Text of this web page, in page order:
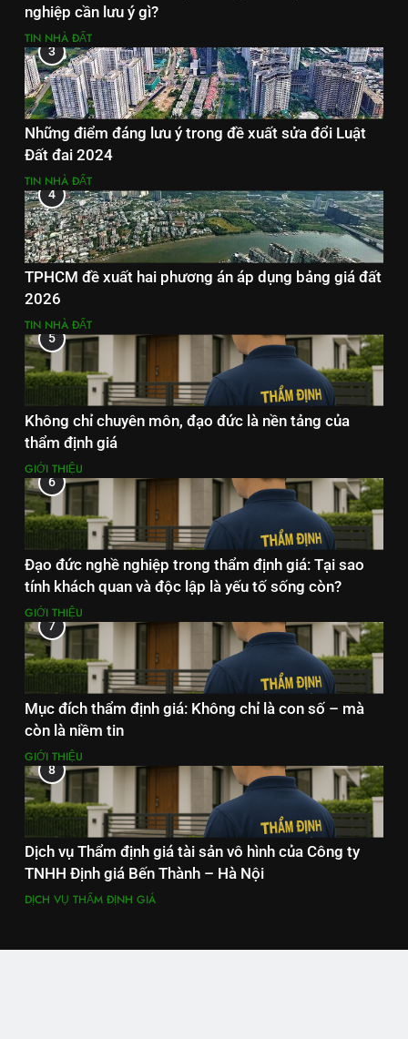
nghiệp cần lưu ý gì?
TIN NHÀ ĐẤT
3
Những điểm đáng lưu ý trong đề xuất sửa đổi Luật
Đất đai 2024
TIN NHÀ ĐẤT
4
TPHCM đề xuất hai phương án áp dụng bảng giá đất
2026
TIN NHÀ ĐẤT
5
Không chỉ chuyên môn, đạo đức là nền tảng của
thẩm định giá
GIỚI THIỆU
6
Đạo đức nghề nghiệp trong thẩm định giá: Tại sao
tính khách quan và độc lập là yếu tố sống còn?
GIỚI THIỆU
7
Mục đích thẩm định giá: Không chỉ là con số – mà
còn là niềm tin
GIỚI THIỆU
8
Dịch vụ Thẩm định giá tài sản vô hình của Công ty
TNHH Định giá Bến Thành – Hà Nội
DỊCH VỤ THẨM ĐỊNH GIÁ